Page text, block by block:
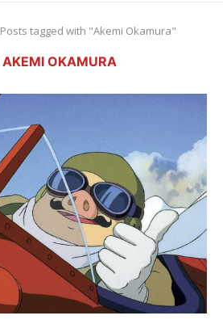
Posts tagged with "Akemi Okamura"
AKEMI OKAMURA